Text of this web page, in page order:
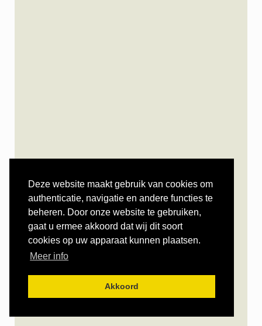
Deze website maakt gebruik van cookies om
authenticatie, navigatie en andere functies te
beheren. Door onze website te gebruiken,
gaat u ermee akkoord dat wij dit soort
cookies op uw apparaat kunnen plaatsen.
Meer info
Akkoord